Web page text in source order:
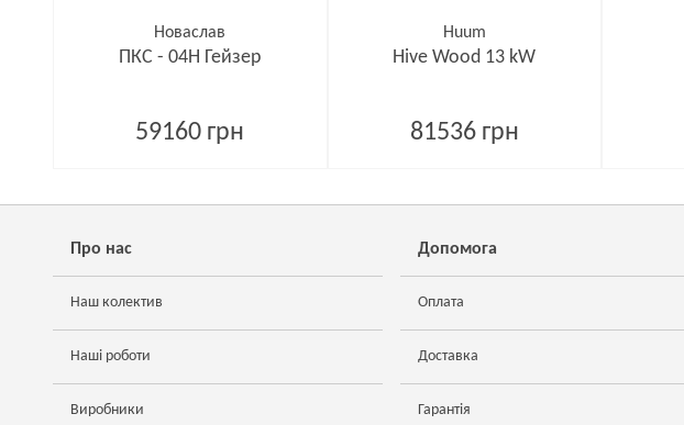
Новаслав
ПКС - 04Н Гейзер
59160 грн
Huum
Hive Wood 13 kW
81536 грн
Про нас
Наш колектив
Наші роботи
Виробники
Допомога
Оплата
Доставка
Гарантія